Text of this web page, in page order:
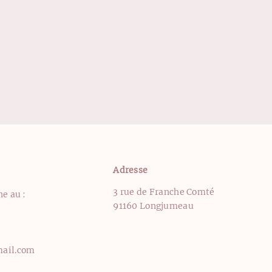
au :
Adresse
3 rue de Franche Comté
91160 Longjumeau